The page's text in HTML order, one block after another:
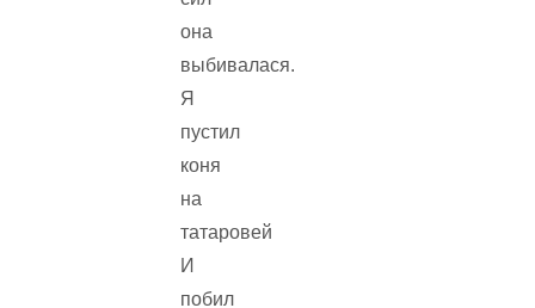
она
выбивалася.
Я
пустил
коня
на
татаровей
И
побил